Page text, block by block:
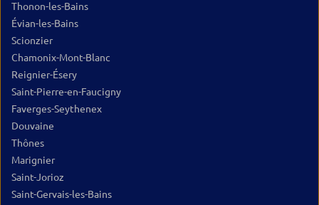
Thonon-les-Bains
Évian-les-Bains
Scionzier
Chamonix-Mont-Blanc
Reignier-Ésery
Saint-Pierre-en-Faucigny
Faverges-Seythenex
Douvaine
Thônes
Marignier
Saint-Jorioz
Saint-Gervais-les-Bains